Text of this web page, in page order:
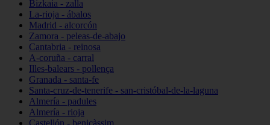
Bizkaia - zalla
La-rioja - ábalos
Madrid - alcorcón
Zamora - peleas-de-abajo
Cantabria - reinosa
A-coruña - carral
Illes-balears - pollença
Granada - santa-fe
Santa-cruz-de-tenerife - san-cristóbal-de-la-laguna
Almería - padules
Almería - rioja
Castellón - benicàssim